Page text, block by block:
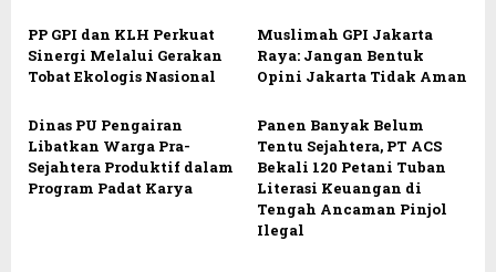
PP GPI dan KLH Perkuat
Sinergi Melalui Gerakan
Tobat Ekologis Nasional
Muslimah GPI Jakarta
Raya: Jangan Bentuk
Opini Jakarta Tidak Aman
Dinas PU Pengairan
Libatkan Warga Pra-
Sejahtera Produktif dalam
Program Padat Karya
Panen Banyak Belum
Tentu Sejahtera, PT ACS
Bekali 120 Petani Tuban
Literasi Keuangan di
Tengah Ancaman Pinjol
Ilegal